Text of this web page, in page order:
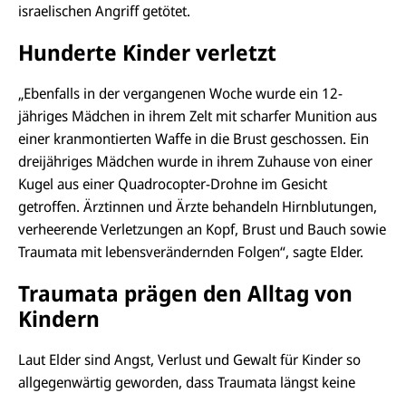
israelischen Angriff getötet.
Hunderte Kinder verletzt
„Ebenfalls in der vergangenen Woche wurde ein 12-
jähriges Mädchen in ihrem Zelt mit scharfer Munition aus
einer kranmontierten Waffe in die Brust geschossen. Ein
dreijähriges Mädchen wurde in ihrem Zuhause von einer
Kugel aus einer Quadrocopter-Drohne im Gesicht
getroffen. Ärztinnen und Ärzte behandeln Hirnblutungen,
verheerende Verletzungen an Kopf, Brust und Bauch sowie
Traumata mit lebensverändernden Folgen“, sagte Elder.
Traumata prägen den Alltag von
Kindern
Laut Elder sind Angst, Verlust und Gewalt für Kinder so
allgegenwärtig geworden, dass Traumata längst keine